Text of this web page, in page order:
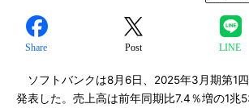
Share Post LINE
ソフトバンクは8月6日、2025年3月期第1
発表した。売上高は前年同期比7.4％増の1兆